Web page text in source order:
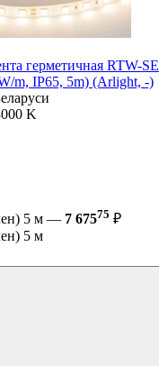
герметичная RTW-
m, IP65, 5m) (Arlight, -)
K
5 м — 7 67575 ₽
5 м